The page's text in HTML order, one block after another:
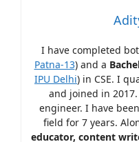
I have completed
Patna-13) and a
IPU Delhi) in CSE. I
and joined in
engineer. I have
field for 7 years.
educator, content